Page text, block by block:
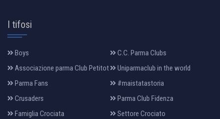
I tifosi
Boys
C.C. Parma Clubs
Associazione parma Club Petitot
Uniparmaclub in the world
Parma Fans
#maistatastoria
Crusaders
Parma Club Fidenza
Famiglia Crociata
Settore Crociato